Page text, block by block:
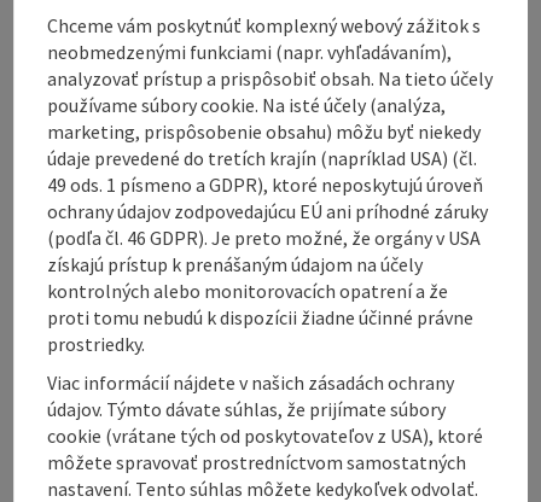
This 70-km cross-border gravel tour leads from the
upper Mühlviertel into the Šumava National Park in
the Czech Republic and combines gentle climbs with
breathtaking nature.
This 70-kilometre gravel tour with around 1000
meters of elevation gain is a real highlight for anyone
looking for a gentle adventure. Right at the start, you
roll across wide meadows and fields in the upper
Mühlviertel region - with wonderful panoramic views
of small, idyllic villages. The climbs are moderate, the
paths are well-maintained and the gravel runs as if by
itself. You will soon be immersed in the tranquillity of
...
Display complete description
Chceme vám poskytnúť komplexný webový zážitok s
neobmedzenými funkciami (napr. vyhľadávaním),
analyzovať prístup a prispôsobiť obsah. Na tieto účely
používame súbory cookie. Na isté účely (analýza,
marketing, prispôsobenie obsahu) môžu byť niekedy
údaje prevedené do tretích krajín (napríklad USA) (čl.
49 ods. 1 písmeno a GDPR), ktoré neposkytujú úroveň
ochrany údajov zodpovedajúcu EÚ ani príhodné záruky
(podľa čl. 46 GDPR). Je preto možné, že orgány v USA
získajú prístup k prenášaným údajom na účely
kontrolných alebo monitorovacích opatrení a že
proti tomu nebudú k dispozícii žiadne účinné právne
prostriedky.
Viac informácií nájdete v našich zásadách ochrany
údajov. Týmto dávate súhlas, že prijímate súbory
cookie (vrátane tých od poskytovateľov z USA), ktoré
môžete spravovať prostredníctvom samostatných
nastavení. Tento súhlas môžete kedykoľvek odvolať.